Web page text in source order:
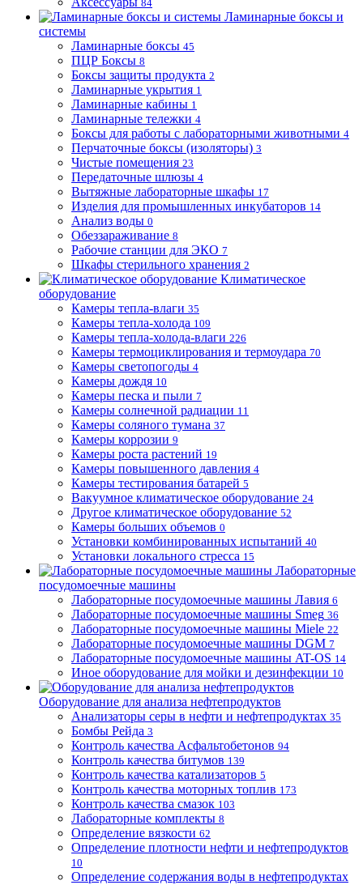
84
Ламинарные боксы и
системы
Ламинарные боксы 45
ПЦР Боксы 8
Боксы защиты продукта 2
Ламинарные укрытия 1
Ламинарные кабины 1
Ламинарные тележки 4
Боксы для работы с лабораторными животными 4
Перчаточные боксы (изоляторы) 3
Чистые помещения 23
Передаточные шлюзы 4
Вытяжные лабораторные шкафы 17
Изделия для промышленных инкубаторов 14
Анализ воды 0
Обеззараживание 8
Рабочие станции для ЭКО 7
Шкафы стерильного хранения 2
Климатическое
оборудование
Камеры тепла-влаги 35
Камеры тепла-холода 109
Камеры тепла-холода-влаги 226
Камеры термоциклирования и термоудара 70
Камеры светопогоды 4
Камеры дождя 10
Камеры песка и пыли 7
Камеры солнечной радиации 11
Камеры соляного тумана 37
Камеры коррозии 9
Камеры роста растений 19
Камеры повышенного давления 4
Камеры тестирования батарей 5
Вакуумное климатическое оборудование 24
Другое климатическое оборудование 52
Камеры больших объемов 0
Установки комбинированных испытаний 40
Установки локального стресса 15
Лабораторные
посудомоечные машины
Лабораторные посудомоечные машины Лавия 6
Лабораторные посудомоечные машины Smeg 36
Лабораторные посудомоечные машины Miele 22
Лабораторные посудомоечные машины DGM 7
Лабораторные посудомоечные машины AT-OS 14
Иное оборудование для мойки и дезинфекции 10
Оборудование для анализа нефтепродуктов
Анализаторы серы в нефти и нефтепродуктах 35
Бомбы Рейда 3
Контроль качества Асфальтобетонов 94
Контроль качества битумов 139
Контроль качества катализаторов 5
Контроль качества моторных топлив 173
Контроль качества смазок 103
Лабораторные комплекты 8
Определение вязкости 62
Определение плотности нефти и нефтепродуктов
10
Определение содержания воды в нефтепродуктах